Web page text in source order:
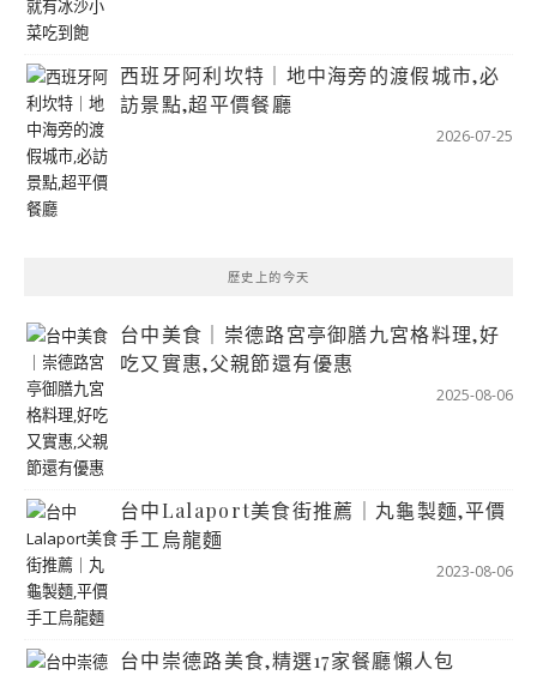
西班牙阿利坎特｜地中海旁的渡假城市,必
訪景點,超平價餐廳
2026-07-25
歷史上的今天
台中美食｜崇德路宮亭御膳九宮格料理,好
吃又實惠,父親節還有優惠
2025-08-06
台中Lalaport美食街推薦｜丸龜製麵,平價
手工烏龍麵
2023-08-06
台中崇德路美食,精選17家餐廳懶人包